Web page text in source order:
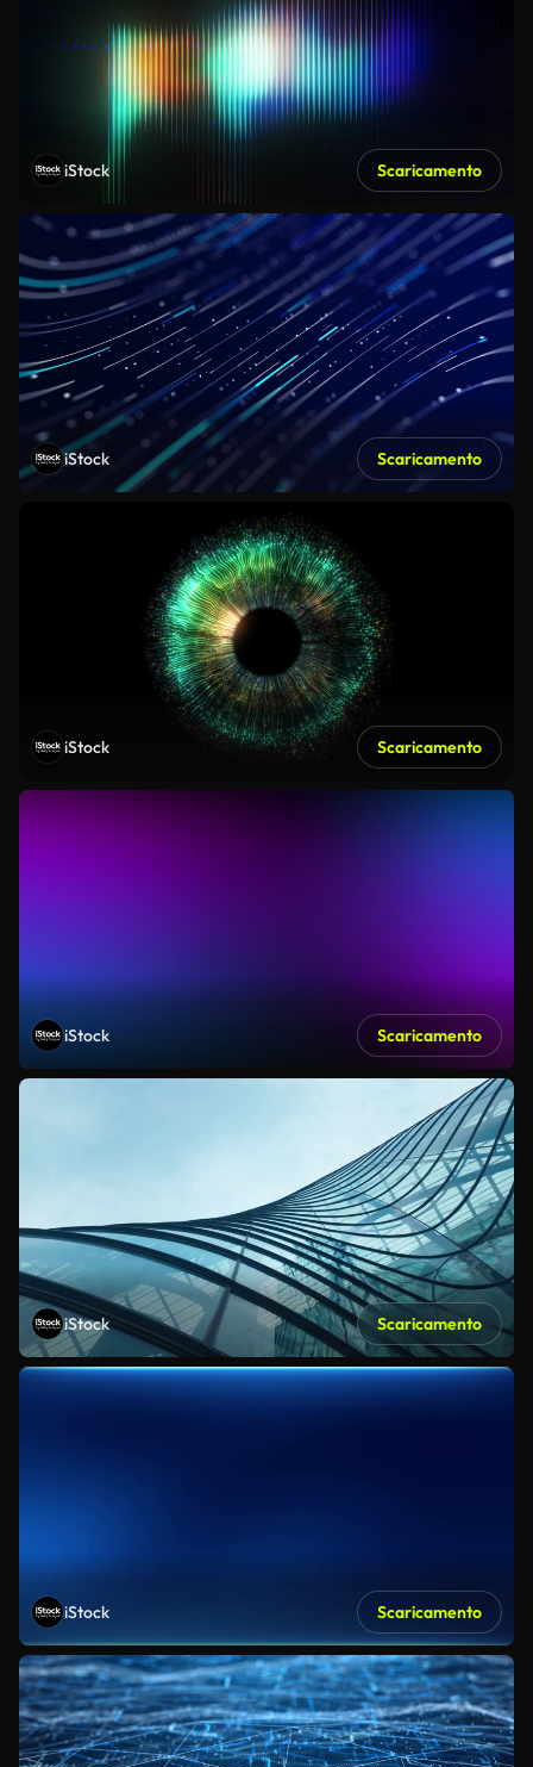
iStock Scaricamento
iStock Scaricamento
iStock Scaricamento
iStock Scaricamento
iStock Scaricamento
iStock Scaricamento